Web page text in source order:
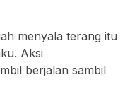
menyala terang itu
Aksi
berjalan sambil